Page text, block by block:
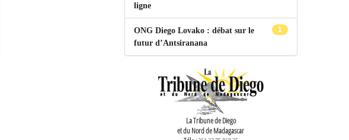
ligne
1
ONG Diego Lovako : débat sur le
futur d’Antsiranana
La Tribune de Diego
et du Nord de Madagascar